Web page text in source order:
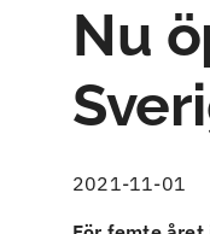
Nu
2021-11-01